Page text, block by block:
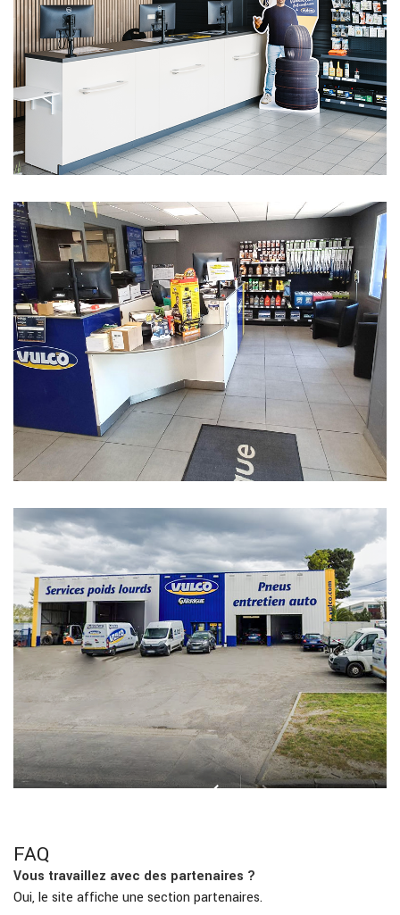
FAQ
Vous travaillez avec des partenaires ?
Oui, le site affiche une section partenaires.